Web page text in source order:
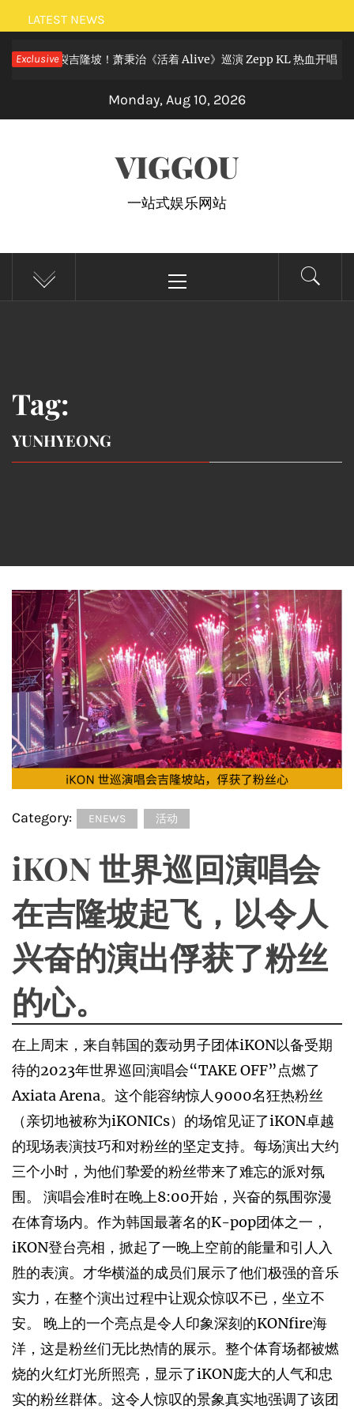
Skip
to
content
LATEST NEWS
Exclusive
滚狂欢炸裂吉隆坡！萧秉治《活着 Alive》巡演 Zepp KL 热血开唱
Monday, Aug 10, 2026
VIGGOU
一站式娱乐网站
Menu
Tag:
YUNHYEONG
Category: ENEWS 活动
iKON 世界巡回演唱会
在吉隆坡起飞，以令人
兴奋的演出俘获了粉丝
的心。
在上周末，来自韩国的轰动男子团体iKON以备受期
待的2023年世界巡回演唱会“TAKE OFF”点燃了
Axiata Arena。这个能容纳惊人9000名狂热粉丝
（亲切地被称为iKONICs）的场馆见证了iKON卓越
的现场表演技巧和对粉丝的坚定支持。每场演出大约
三个小时，为他们挚爱的粉丝带来了难忘的派对氛
围。 演唱会准时在晚上8:00开始，兴奋的氛围弥漫
在体育场内。作为韩国最著名的K-pop团体之一，
iKON登台亮相，掀起了一晚上空前的能量和引人入
胜的表演。才华横溢的成员们展示了他们极强的音乐
实力，在整个演出过程中让观众惊叹不已，坐立不
安。 晚上的一个亮点是令人印象深刻的KONfire海
洋，这是粉丝们无比热情的展示。整个体育场都被燃
烧的火红灯光所照亮，显示了iKON庞大的人气和忠
实的粉丝群体。这令人惊叹的景象真实地强调了该团